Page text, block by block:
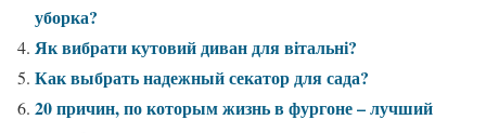
уборка?
Як вибрати кутовий диван для вітальні?
Как выбрать надежный секатор для сада?
20 причин, по которым жизнь в фургоне – лучший